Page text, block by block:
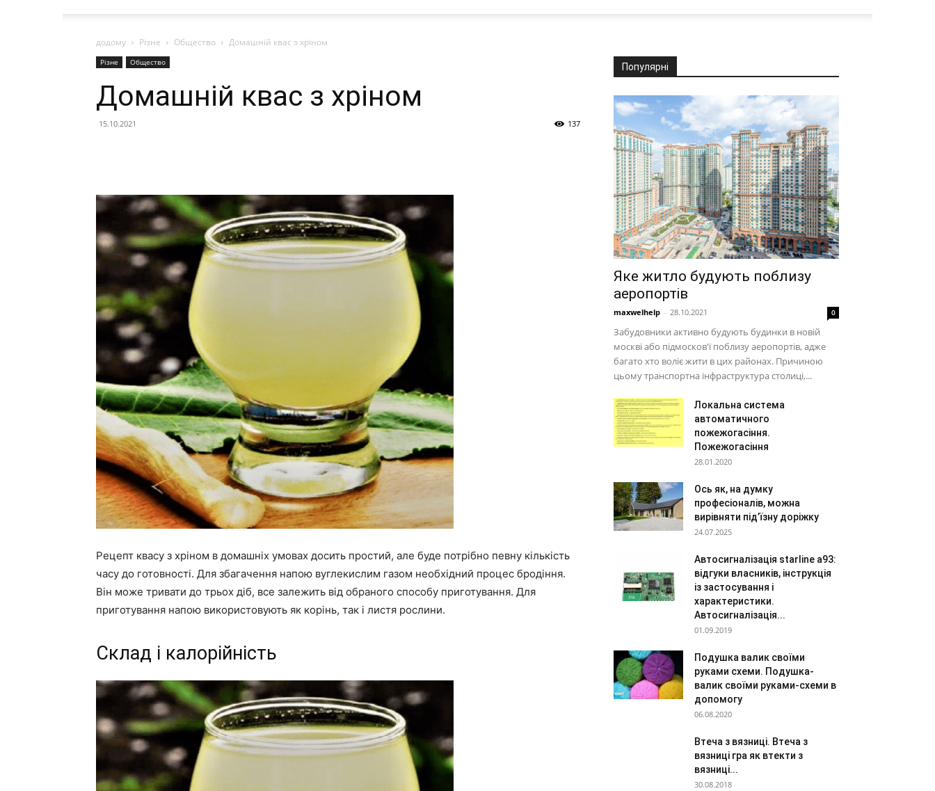
додому Різне Общество Домашній квас з хріном
Різне Общество
Домашній квас з хріном
15.10.2021 137
Рецепт квасу з хріном в домашніх умовах досить простий, але буде потрібно певну кількість
часу до готовності. Для збагачення напою вуглекислим газом необхідний процес бродіння.
Він може тривати до трьох діб, все залежить від обраного способу приготування. Для
приготування напою використовують як корінь, так і листя рослини.
Склад і калорійність
Популярні
Яке житло будують поблизу
аеропортів
maxwelhelp - 28.10.2021 0
Забудовники активно будують будинки в новій
москві або підмосков'ї поблизу аеропортів, адже
багато хто воліє жити в цих районах. Причиною
цьому транспортна інфраструктура столиці,...
Локальна система
автоматичного
пожежогасіння.
Пожежогасіння
28.01.2020
Ось як, на думку
професіоналів, можна
вирівняти під’їзну доріжку
24.07.2025
Автосигналізація starline a93:
відгуки власників, інструкція
із застосування і
характеристики.
Автосигналізація...
01.09.2019
Подушка валик своїми
руками схеми. Подушка-
валик своїми руками-схеми в
допомогу
06.08.2020
Втеча з вязниці. Втеча з
вязниці гра як втекти з
вязниці...
30.08.2018